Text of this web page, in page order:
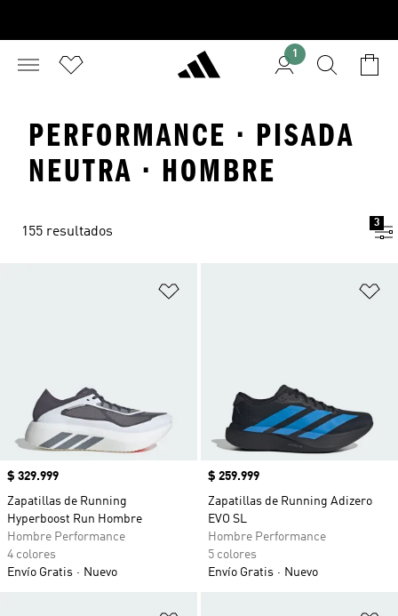
1
PERFORMANCE · PISADA
NEUTRA · HOMBRE
155 resultados
3
Precio
$ 329.999
Zapatillas de Running
Hyperboost Run Hombre
Hombre Performance
4 colores
Envío Gratis
Nuevo
Precio
$ 259.999
Zapatillas de Running Adizero
EVO SL
Hombre Performance
5 colores
Envío Gratis
Nuevo